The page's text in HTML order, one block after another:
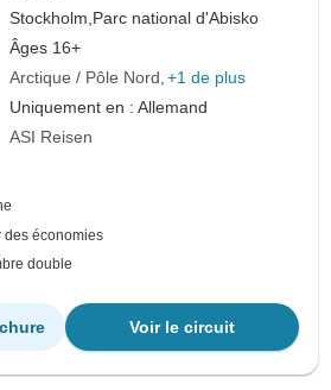
Stockholm,Parc national d'Abisko
Âges 16+
Arctique / Pôle Nord +1 de plus
Uniquement en : Allemand
ASI Reisen
des économies
double
Voir le circuit